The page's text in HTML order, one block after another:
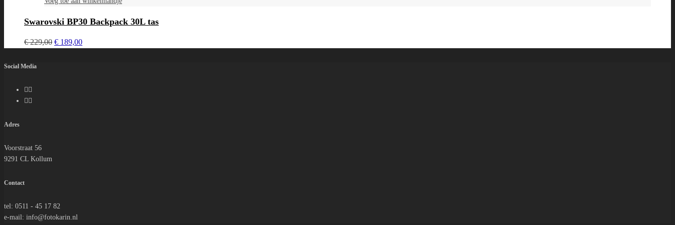
Swarovski BP30 Backpack 30L tas
€229,00 Oorspronkelijke
€ 189,00Huidige
Social Media
Adres
Voorstraat 56
9291 CL Kollum
Contact
tel: 0511 - 45 17 82
e-mail: info@fotokarin.nl